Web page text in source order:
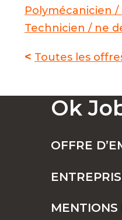
Polymécanicien /
Technicien / ne
< Toutes les
Ok
OFFRE
MENTIONS